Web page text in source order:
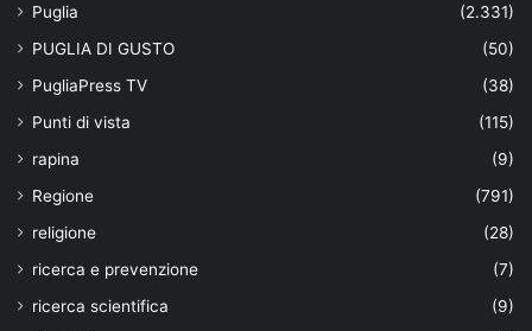
Puglia
(2.331)
PUGLIA DI GUSTO
(50)
PugliaPress TV
(38)
Punti di vista
(115)
rapina
(9)
Regione
(791)
religione
(28)
ricerca e prevenzione
(7)
ricerca scientifica
(9)